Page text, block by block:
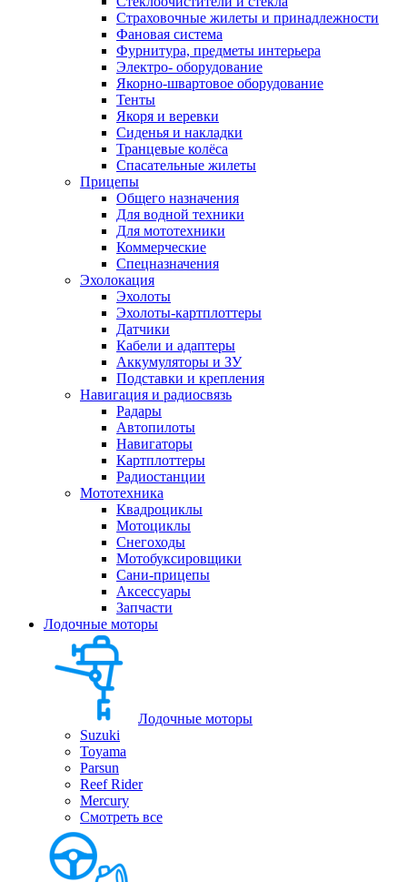
Страховочные жилеты и принадлежности
Фановая система
Фурнитура, предметы интерьера
Электро- оборудование
Якорно-швартовое оборудование
Тенты
Якоря и веревки
Сиденья и накладки
Транцевые колёса
Спасательные жилеты
Прицепы
Общего назначения
Для водной техники
Для мототехники
Коммерческие
Спецназначения
Эхолокация
Эхолоты
Эхолоты-картплоттеры
Датчики
Кабели и адаптеры
Аккумуляторы и ЗУ
Подставки и крепления
Навигация и радиосвязь
Радары
Автопилоты
Навигаторы
Картплоттеры
Радиостанции
Мототехника
Квадроциклы
Мотоциклы
Снегоходы
Мотобуксировщики
Сани-прицепы
Аксессуары
Запчасти
Лодочные моторы
Лодочные моторы
Suzuki
Toyama
Parsun
Reef Rider
Mercury
Смотреть все